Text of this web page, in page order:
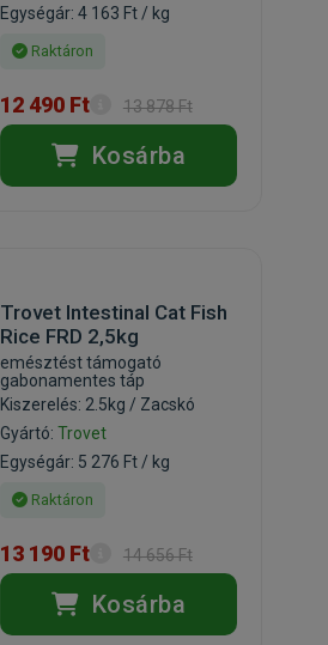
Egységár: 4 163 Ft / kg
Raktáron
12 490 Ft 13 878 Ft
Kosárba
Trovet Intestinal Cat Fish
Rice FRD 2,5kg
emésztést támogató
gabonamentes táp
Kiszerelés: 2.5kg / Zacskó
Gyártó: Trovet
Egységár: 5 276 Ft / kg
Raktáron
13 190 Ft 14 656 Ft
Kosárba